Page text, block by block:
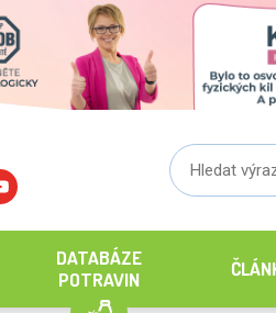
DATABÁZE
POTRAVIN